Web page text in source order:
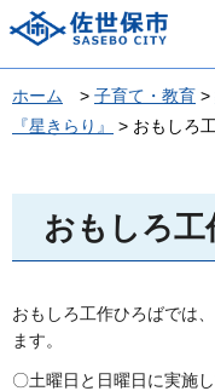
佐世保市
ホーム > 子育て・教育 >
『星きらり』
> おもしろ
おもしろ
おもしろ工作ひろばでは
ます。
〇土曜日と日曜日に実施